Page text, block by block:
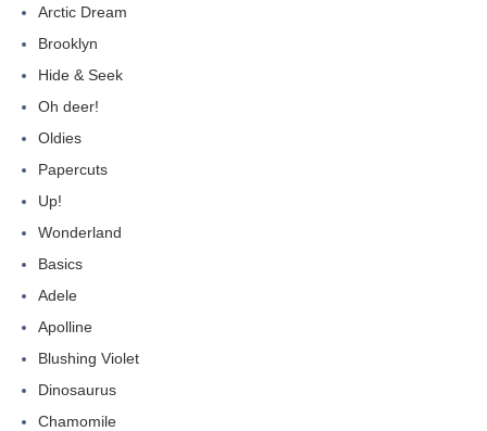
Arctic Dream
Brooklyn
Hide & Seek
Oh deer!
Oldies
Papercuts
Up!
Wonderland
Basics
Adele
Apolline
Blushing Violet
Dinosaurus
Chamomile